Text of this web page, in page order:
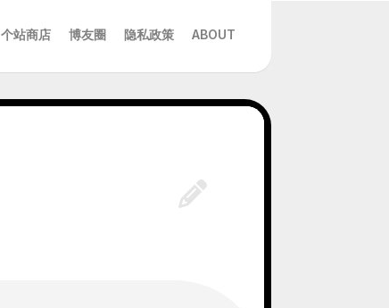
个站商店 博友圈 隐私政策 ABOUT